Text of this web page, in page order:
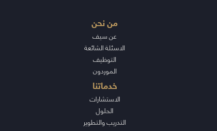
من نحن
عن سيف
الاسئلة الشائعة
التوظيف
الموردون
خدماتنا
الاستشارات
الحلول
التدريب والتطوير